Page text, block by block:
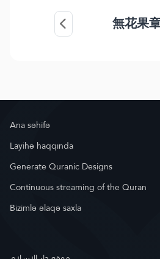
無花果
Ana səhifə
Layihə haqqında
Generate Quranic Designs
Continuous streaming of the Quran
Bizimlə əlaqə saxla